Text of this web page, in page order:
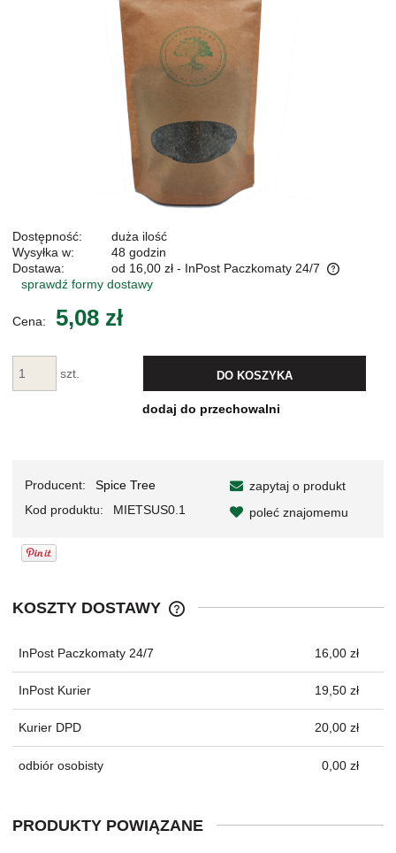
Dostępność:
duża ilość
Wysyłka w:
48 godzin
Dostawa:
od 16,00 zł - InPost Paczkomaty 24/7
Cena nie zawiera ewentualnych kosztów płatności
sprawdź formy dostawy
Cena: 5,08 zł
szt. DO KOSZYKA
dodaj do przechowalni
Producent:
Spice Tree
Kod produktu:
MIETSUS0.1
zapytaj o produkt
poleć znajomemu
KOSZTY DOSTAWY
InPost Paczkomaty 24/7 16,00 zł
InPost Kurier 19,50 zł
Kurier DPD 20,00 zł
odbiór osobisty 0,00 zł
PRODUKTY POWIĄZANE